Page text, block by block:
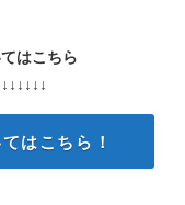
はこちら
はこちら！